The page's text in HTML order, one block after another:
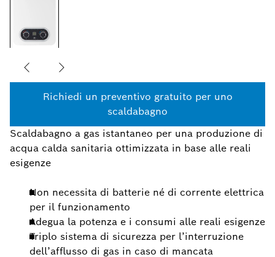
Richiedi un preventivo gratuito per uno
scaldabagno
Scaldabagno a gas istantaneo per una produzione di
acqua calda sanitaria ottimizzata in base alle reali
esigenze
Non necessita di batterie né di corrente elettrica
per il funzionamento
Adegua la potenza e i consumi alle reali esigenze
Triplo sistema di sicurezza per l’interruzione
dell’afflusso di gas in caso di mancata